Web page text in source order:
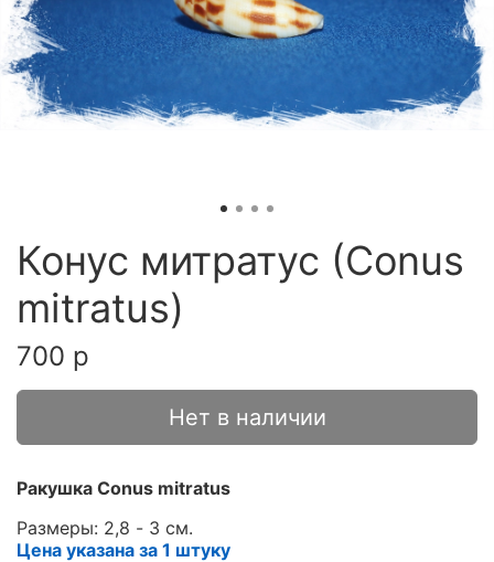
Конус митратус (Conus
mitratus)
700 р
Нет в наличии
Ракушка Conus mitratus
Размеры: 2,8 - 3 см.
Цена указана за 1 штуку